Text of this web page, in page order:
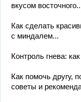
вкусом
Как сделать
с миндалем...
Контроль гнева:
Как помочь другу,
советы и